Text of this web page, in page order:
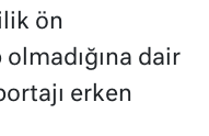
ön
dair
erken